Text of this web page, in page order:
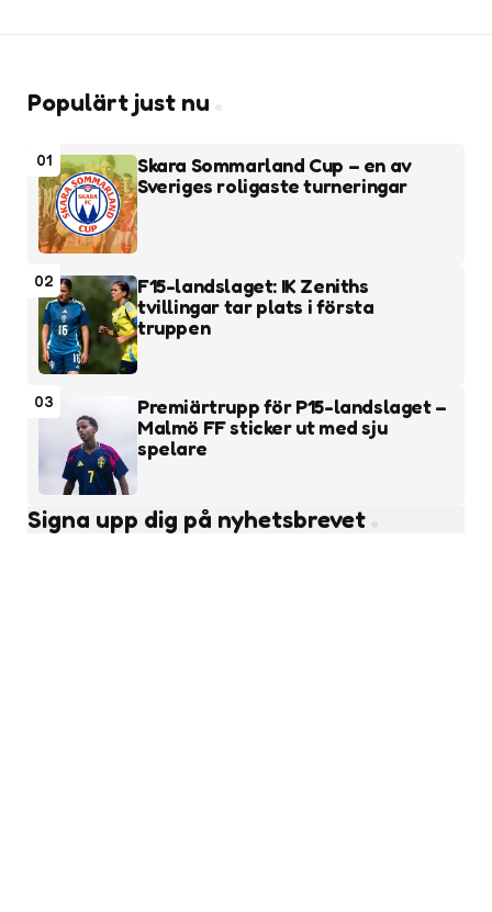
Populärt just nu
01
Skara Sommarland Cup – en av
Sveriges roligaste turneringar
02
F15-landslaget: IK Zeniths
tvillingar tar plats i första
truppen
03
Premiärtrupp för P15-landslaget –
Malmö FF sticker ut med sju
spelare
Signa upp dig på nyhetsbrevet